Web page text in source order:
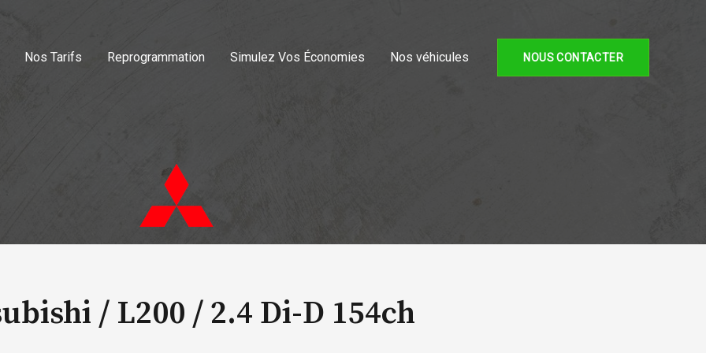
Nos Tarifs Reprogrammation Simulez Vos Économies Nos véhicules NOUS CONTACTER
/ L200 / 2.4 Di-D 154ch